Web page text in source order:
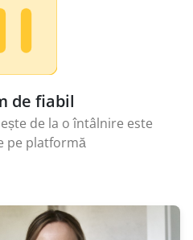
de fiabil
de la o întâlnire este
pe platformă